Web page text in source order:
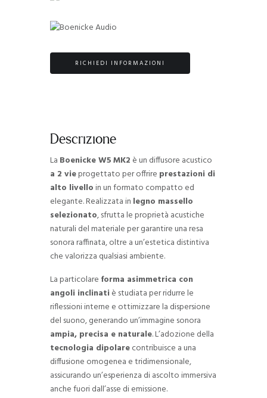
RICHIEDI INFORMAZIONI
Descrizione
La Boenicke W5MK2 è un diffusore acustico
a 2 vieprogettato per offrire prestazioni di
alto livelloin un formato compatto ed
elegante. Realizzata in legno massello
selezionato, sfrutta le proprietà acustiche
naturali del materiale per garantire una resa
sonora raffinata, oltre a un’estetica distintiva
che valorizza qualsiasi ambiente.
La particolare forma asimmetrica con
angoli inclinati è studiata per ridurre le
riflessioni interne e ottimizzare la dispersione
del suono, generando un’immagine sonora
ampia, precisa e naturale. L’adozione della
tecnologia dipolarecontribuisce a una
diffusione omogenea e tridimensionale,
assicurando un’esperienza di ascolto immersiva
anche fuori dall’asse di emissione.